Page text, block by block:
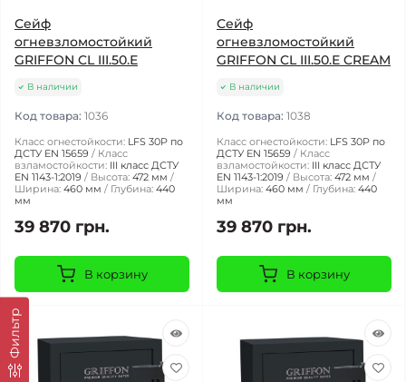
Фильтр
Сейф
огневзломостойкий
GRIFFON CL III.50.Е
В наличии
Код товара: 1036
Класс огнестойкости: LFS 30P по
ДСТУ EN 15659
Класс
взламостойкости: III класс ДСТУ
EN 1143-1:2019
Высота: 472 мм
Ширина: 460 мм Глубина: 440
мм
39 870 грн.
В корзину
Сейф
огневзломостойкий
GRIFFON CL III.50.Е CREAM
В наличии
Код товара: 1038
Класс огнестойкости: LFS 30P по
ДСТУ EN 15659
Класс
взламостойкости: III класс ДСТУ
EN 1143-1:2019
Высота: 472 мм
Ширина: 460 мм Глубина: 440
мм
39 870 грн.
В корзину